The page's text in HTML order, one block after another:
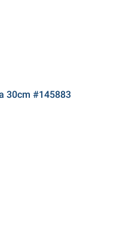
30cm #145883